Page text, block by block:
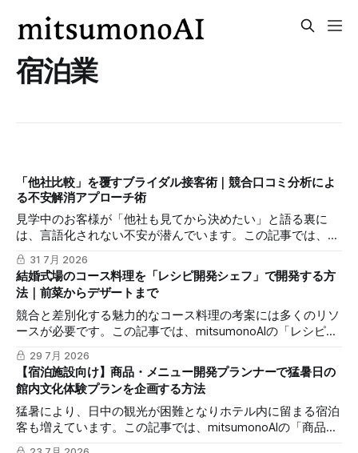
宿泊業
「他社比較」を覆すブライダル接客術｜競合口コミ分析によ
る不安解消アプローチ術
見学中のお客様が「他社も見てから決めたい」と語る裏に
は、言語化されない不安が潜んでいます。この記事では、
mitsumonoAIの「口コミ分析アシスタント」を活用し、競合
式場の不満パターンを先回りして把握することで、自社の安
心感を際立たせ、その場での即決率を高める接客の極意を解
説します。
31 7月 2026
結婚式場のコース料理を「レシピ開発シェフ」で開発する方
法｜前菜からデザートまで
競合と差別化する魅力的なコース料理の考案には多くのリソ
ースが必要です。この記事では、mitsumonoAIの「レシピ開
発シェフ」を活用し、効率的に独自性のあるレシピを作成し
て料理単価を向上させる具体的な3つのステップを解説しま
す。
29 7月 2026
【宿泊施設向け】商品・メニュー開発プランナーで猛暑日の
館内文化体験プランを企画する方法
猛暑により、日中の観光が困難となりホテル内に留まる宿泊
客も増えています。この記事では、mitsumonoAIの「商品・
メニュー開発プランナー」を活用し、涼しい館内で完結する